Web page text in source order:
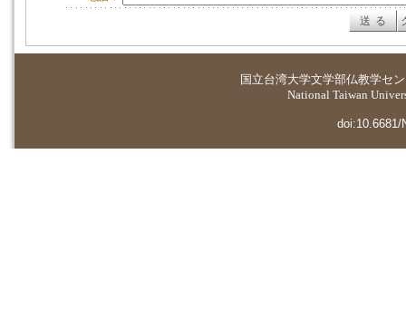
国立台湾大学文学部仏教学セ
National Taiwan
doi:10.6681/